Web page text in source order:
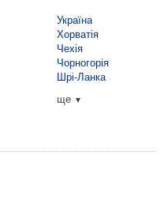
Україна
Хорватія
Чехія
Чорногорія
Шрі-Ланка
ще ▼